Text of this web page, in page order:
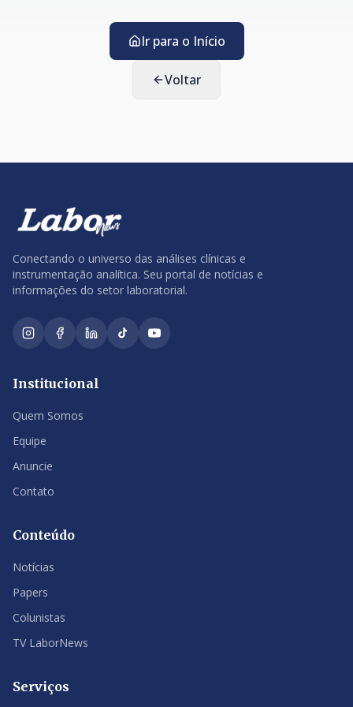
Ir para o Início
Voltar
Conectando o universo das análises clínicas e
instrumentação analítica. Seu portal de notícias e
informações do setor laboratorial.
Institucional
Quem Somos
Equipe
Anuncie
Contato
Conteúdo
Notícias
Papers
Colunistas
TV LaborNews
Serviços